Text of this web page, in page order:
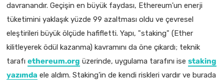
davranandır. Geçişin en büyük faydası, Ethereum'un enerji
tüketimini yaklaşık yüzde 99 azaltması oldu ve çevresel
eleştirileri büyük ölçüde hafifletti. Yapı, "staking" (Ether
kilitleyerek ödül kazanma) kavramını da öne çıkardı; teknik
tarafı ethereum.org üzerinde, uygulama tarafını ise staking
yazımda ele aldım. Staking'in de kendi riskleri vardır ve burada